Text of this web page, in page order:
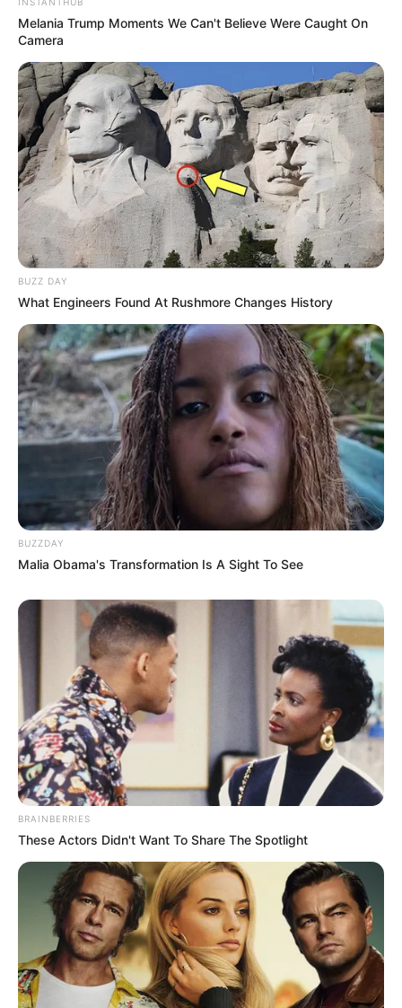
Educação e Transformação
Escola Educação
INSTANTHUB
Melania Trump Moments We Can't Believe Were Caught On
Camera
BUZZ DAY
What Engineers Found At Rushmore Changes History
BUZZDAY
Malia Obama's Transformation Is A Sight To See
BRAINBERRIES
These Actors Didn't Want To Share The Spotlight